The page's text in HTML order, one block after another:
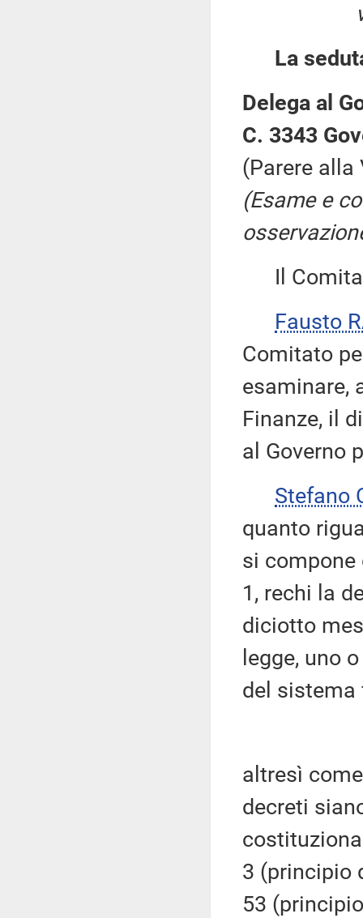
La
Delega al
C. 3343
(Parere alla
(Esame e
Il
Fausto
Comitato
esaminare,
Finanze, il
al Governo
Stefano
quanto
si
1, rechi la
diciotto
legge, uno
del sistema
altresì
decreti
3 (principio
53